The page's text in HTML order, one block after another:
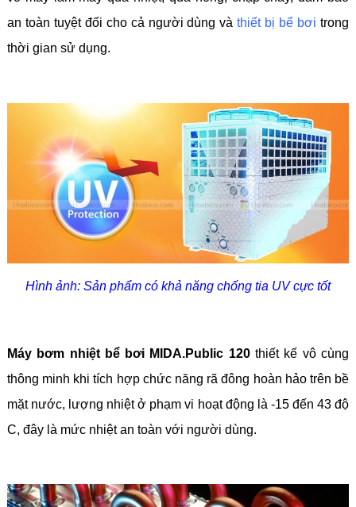
an toàn tuyệt đối cho cả người dùng vàthiết bị bể bơi trong
thời gian sử dụng.
Hình ảnh: Sản phẩm có khả năng chống tia UV cực tốt
Máy bơm nhiệt bể bơi MIDA.Public 120thiết kế vô cùng
thông minh khi tích hợp chức năng rã đông hoàn hảo trên bề
mặt nước, lượng nhiệt ở phạm vi hoạt động là -15 đến 43 độ
C, đây là mức nhiệt an toàn với người dùng.